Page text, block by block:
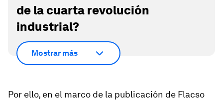
de la cuarta revolución
industrial?
Mostrar más
Por ello, en el marco de la publicación de Flacso